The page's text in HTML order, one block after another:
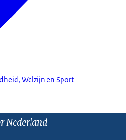
Welzijn en Sport
Nederland